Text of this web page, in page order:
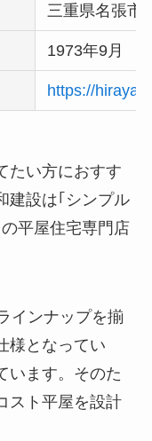
三重県名張市
1973年9月
https://hiraya-
たい方におすす
建設は｢シンプル
平屋住宅専門店
インナップを揃
様となってい
います。そのた
スト平屋を設計